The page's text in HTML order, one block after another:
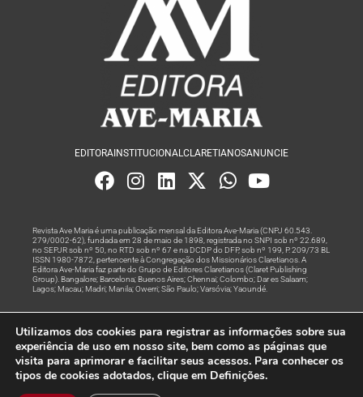
EDITORA INSTITUCIONALCLARETIANOSANUNCIE
Revista Ave Maria é uma publicação mensal da Editora Ave-Maria (CNPJ 60.543.
279/0002-62), fundada em 28 de maio de 1898, registrada no SNPI sob nº 22.689,
no SEPJR sob nº 50, no RTD sob nº 67 e na DCDP do DFP, sob nº 199, P. 209/73 BL
ISSN 1980-7872, pertencente à Congregação dos Missionários Claretianos. A
Editora Ave-Maria faz parte do Grupo de Editores Claretianos (Claret Publishing
Group). Bangalore; Barcelona; Buenos Aires; Chennai; Colombo; Dar es Salaam;
Lagos; Macau; Madri; Manila; Owerri; São Paulo; Varsóvia; Yaoundé.
Rede
© Todos os Direitos Reservados
Utilizamos dos cookies para registrar as informações sobre sua
experiência de uso em nosso site, bem como as páginas que
visita para aprimorar e facilitar seus acessos. Para conhecer os
tipos de cookies adotados, clique em Definições.